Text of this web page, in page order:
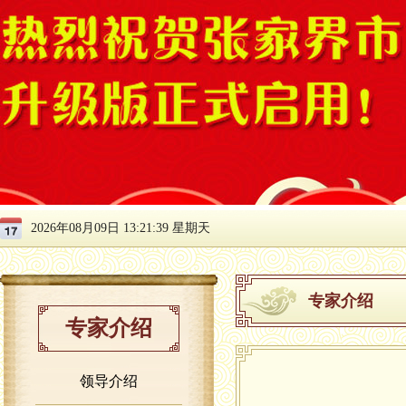
2026年08月09日 13:21:40 星期天
专家介绍
领导介绍
专家介绍